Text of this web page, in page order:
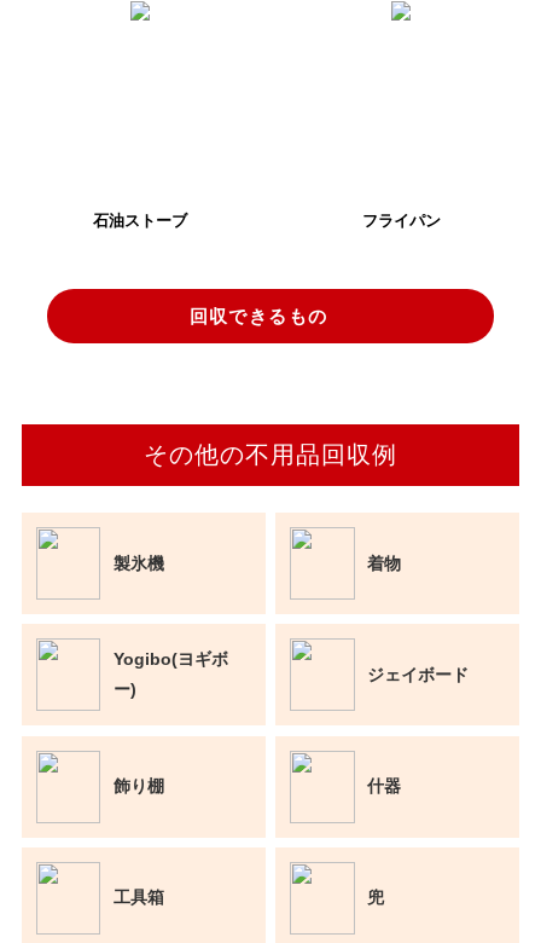
石油ストーブ フライパン
回収できるもの
その他の不用品回収例
製氷機 着物
Yogibo(ヨギボ
ー)
ジェイボード
飾り棚 什器
工具箱 兜